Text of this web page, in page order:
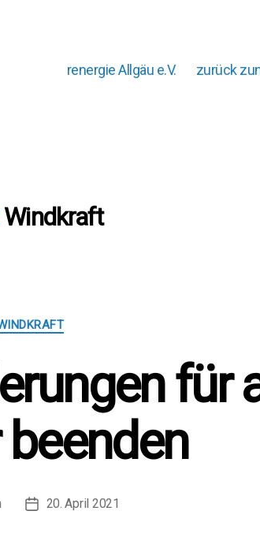
renergie Allgäu e.V. zurück
Windkraft
für
Beitragsdatum
20. April 2021